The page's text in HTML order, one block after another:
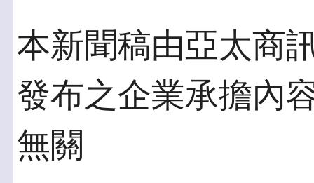
本新聞稿由亞太商
發布之企業承擔內
無關